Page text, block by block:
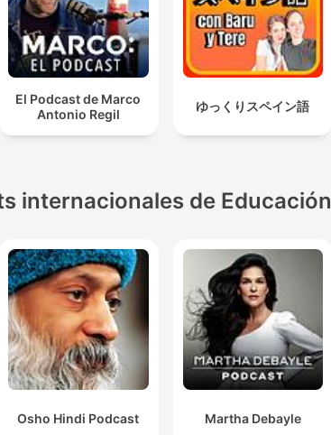
El Podcast de Marco
Antonio Regil
ゆっくりスペイン語
internacionales de Educación
Osho Hindi Podcast Martha Debayle